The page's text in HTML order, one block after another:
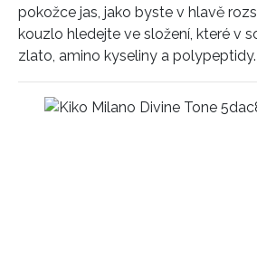
pokožce jas, jako byste v hlavě
kouzlo hledejte ve složení, které v
zlato, amino kyseliny a polypeptidy.